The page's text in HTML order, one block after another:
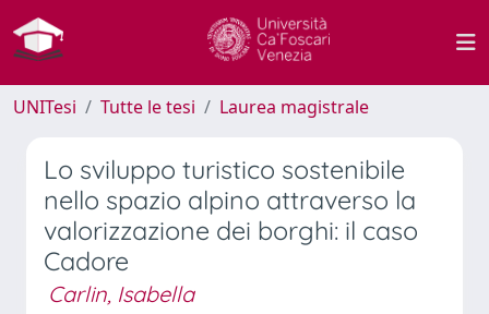
UNITesi Tutte le tesi Laurea magistrale
Lo sviluppo turistico sostenibile
nello spazio alpino attraverso la
valorizzazione dei borghi: il caso
Cadore
Carlin, Isabella